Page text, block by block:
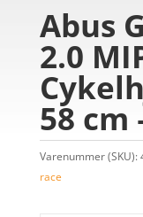
Abus
2.0
58 cm
Varenummer (SKU):
race